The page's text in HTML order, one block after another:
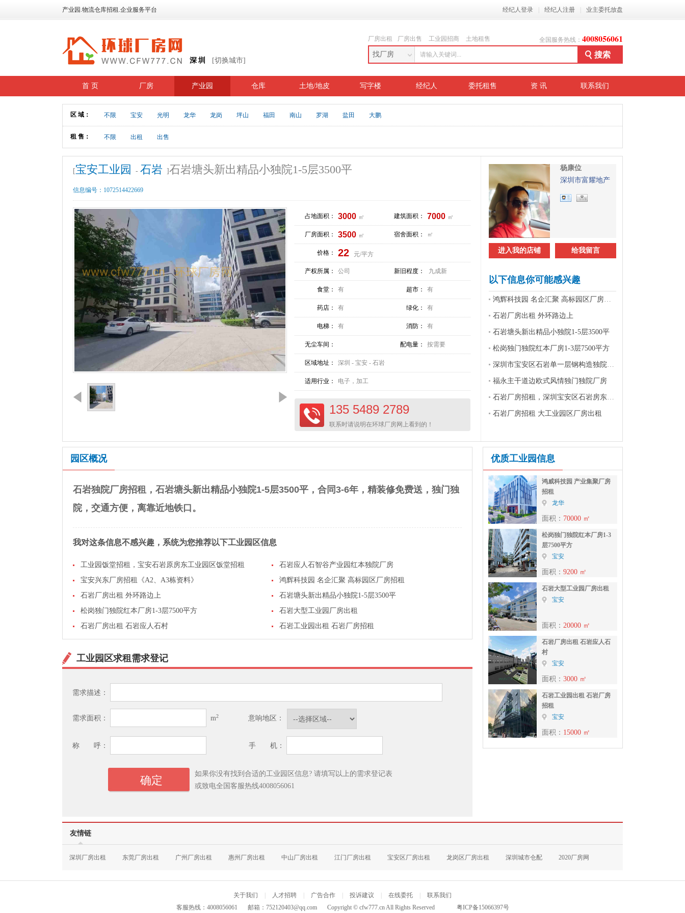
产业园.物流仓库招租.企业服务平台 经纪人登录 经纪人注册 业主委托放盘
深圳 [切换城市]
厂房出租 厂房出售 工业园招商 土地租售 全国服务热线： 4008056061
找厂房
首 页 厂房 产业园 仓库 土地/地皮 写字楼 经纪人 委托租售 资 讯 联系我们
区 域： 不限 宝安 光明 龙华 龙岗 坪山 福田 南山 罗湖 盐田 大鹏
租 售： 不限 出租 出售
[宝安工业园 - 石岩 ]石岩塘头新出精品小独院1-5层3500平
信息编号： 1072514422669
占地面积： 3000 ㎡ 建筑面积： 7000 ㎡
厂房面积： 3500 ㎡ 宿舍面积： ㎡
价格： 22 元/平方
产权所属： 公司 新旧程度： 九成新
食堂： 有 超市： 有
药店： 有 绿化： 有
电梯： 有 消防： 有
无尘车间： 配电量： 按需要
区域地址： 深圳 - 宝安 - 石岩
适用行业： 电子，加工
135 5489 2789
联系时请说明在环球厂房网上看到的！
杨康位
深圳市富耀地产
进入我的店铺 给我留言
以下信息你可能感兴趣
鸿辉科技园 名企汇聚 高标园区厂房招租
石岩厂房出租 外环路边上
石岩塘头新出精品小独院1-5层3500平
松岗独门独院红本厂房1-3层7500平方
深圳市宝安区石岩单一层钢构造独院厂房出租
福永主干道边欧式风情独门独院厂房
石岩厂房招租，深圳宝安区石岩房东物业招租
石岩厂房招租 大工业园区厂房出租
园区概况
石岩独院厂房招租，石岩塘头新出精品小独院1-5层3500平，合同3-6年，精装修免费送，独门独
院，交通方便，离靠近地铁口。
我对这条信息不感兴趣，系统为您推荐以下工业园区信息
工业园饭堂招租，宝安石岩原房东工业园区饭堂招租
石岩应人石智谷产业园红本独院厂房
宝安兴东厂房招租《A2、A3栋资料》
鸿辉科技园 名企汇聚 高标园区厂房招租
石岩厂房出租 外环路边上
石岩塘头新出精品小独院1-5层3500平
松岗独门独院红本厂房1-3层7500平方
石岩大型工业园厂房出租
石岩厂房出租 石岩应人石村
石岩工业园出租 石岩厂房招租
工业园区求租需求登记
需求描述：
需求面积： m2 意响地区：
称 呼： 手 机：
如果你没有找到合适的工业园区信息? 请填写以上的需求登记表
或致电全国客服热线4008056061
优质工业园信息
面积： 70000 ㎡
鸿威科技园 产业集聚厂房
招租
龙华
面积： 9200 ㎡
松岗独门独院红本厂房1-3
层7500平方
宝安
面积： 20000 ㎡
石岩大型工业园厂房出租
宝安
面积： 3000 ㎡
石岩厂房出租 石岩应人石
村
宝安
面积： 15000 ㎡
石岩工业园出租 石岩厂房
招租
宝安
友情链
深圳厂房出租 东莞厂房出租 广州厂房出租 惠州厂房出租 中山厂房出租 江门厂房出租 宝安区厂房出租 龙岗区厂房出租 深圳城市仓配 2020厂房网
关于我们 人才招聘 广告合作 投诉建议 在线委托
联系我们
客服热线：4008056061
邮箱：752120403@qq.com Copyright © cfw777.cn All Rights Reserved 粤ICP备15066397号